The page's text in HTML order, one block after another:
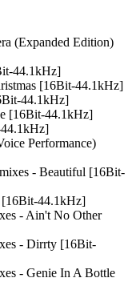
(Expanded Edition)
44.1kHz]
[16Bit-44.1kHz]
44.1kHz]
[16Bit-44.1kHz]
Performance)
- Beautiful [16Bit-
[16Bit-44.1kHz]
- Ain't No Other
- Dirrty [16Bit-
- Genie In A Bottle